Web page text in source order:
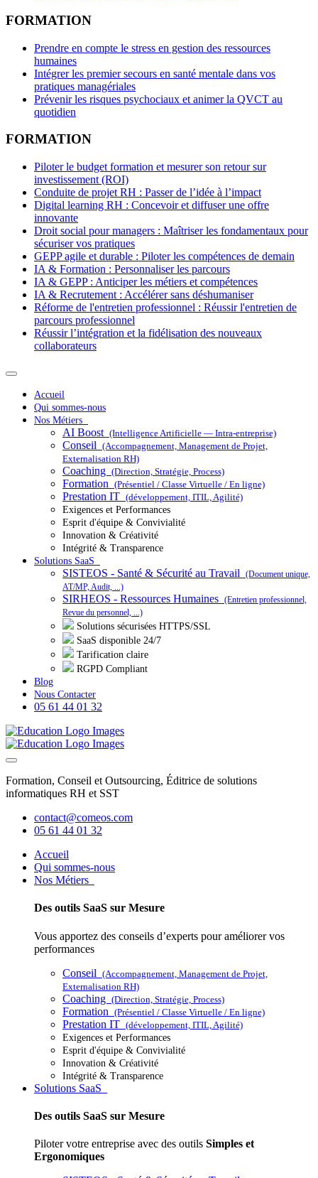
FORMATION
Prendre en compte le stress en gestion des ressources
humaines
Intégrer les premier secours en santé mentale dans vos
pratiques managériales
Prévenir les risques psychociaux et animer la QVCT au
quotidien
FORMATION
Piloter le budget formation et mesurer son retour sur
investissement (ROI)
Conduite de projet RH : Passer de l’idée à l’impact
Digital learning RH : Concevoir et diffuser une offre
innovante
Droit social pour managers : Maîtriser les fondamentaux pour
sécuriser vos pratiques
GEPP agile et durable : Piloter les compétences de demain
IA & Formation : Personnaliser les parcours
IA & GEPP : Anticiper les métiers et compétences
IA & Recrutement : Accélérer sans déshumaniser
Réforme de l'entretien professionnel : Réussir l'entretien de
parcours professionnel
Réussir l’intégration et la fidélisation des nouveaux
collaborateurs
Accueil
Qui sommes-nous
Nos Métiers
AI Boost (Intelligence Artificielle — Intra-entreprise)
Conseil (Accompagnement, Management de Projet,
Externalisation RH)
Coaching (Direction, Stratégie, Process)
Formation (Présentiel / Classe Virtuelle / En ligne)
Prestation IT (développement, ITIL, Agilité)
Exigences et Performances
Esprit d'équipe & Convivialité
Innovation & Créativité
Intégrité & Transparence
Solutions SaaS
SISTEOS - Santé & Sécurité au Travail
(Document unique,
AT/MP, Audit, ...)
SIRHEOS - Ressources Humaines (Entretien professionnel,
Revue du personnel, ...)
Solutions sécurisées HTTPS/SSL
SaaS disponible 24/7
Tarification claire
RGPD Compliant
Blog
Nous Contacter
05 61 44 01 32
Formation, Conseil et Outsourcing, Éditrice de solutions
informatiques RH et SST
contact@comeos.com
05 61 44 01 32
Accueil
Qui sommes-nous
Nos Métiers
Des outils SaaS sur Mesure
Vous apportez des conseils d’experts pour améliorer vos
performances
Conseil (Accompagnement, Management de Projet,
Externalisation RH)
Coaching (Direction, Stratégie, Process)
Formation (Présentiel / Classe Virtuelle / En ligne)
Prestation IT (développement, ITIL, Agilité)
Exigences et Performances
Esprit d'équipe & Convivialité
Innovation & Créativité
Intégrité & Transparence
Solutions SaaS
Des outils SaaS sur Mesure
Piloter votre entreprise avec des outils Simples et
Ergonomiques